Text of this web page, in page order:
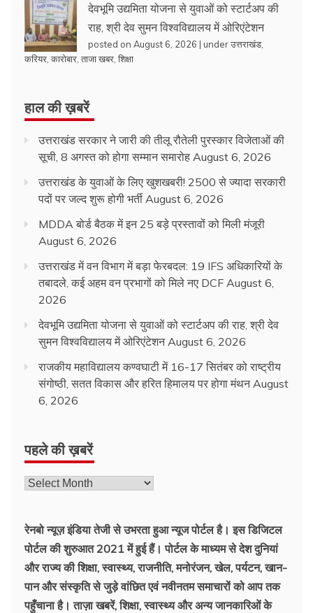
देवभूमि उद्यमिता योजना से युवाओं को स्टार्टअप की
राह, श्री देव सुमन विश्वविद्यालय में ओरिएंटेशन
posted on August 6, 2026 | underउत्तराखंड
करियर कारोबार ताजा खबर शिक्षा
हाल की ख़बरें
उत्तराखंड सरकार ने जारी की तीलू रौतेली पुरस्कार विजेताओं की
सूची, 8 अगस्त को होगा सम्मान समारोह August 6, 2026
उत्तराखंड के युवाओं के लिए खुशखबरी! 2500 से ज्यादा सरकारी
पदों पर जल्द शुरू होगी भर्ती August 6, 2026
MDDA बोर्ड बैठक में इन 25 बड़े प्रस्तावों को मिली मंजूरी
August 6, 2026
उत्तराखंड में वन विभाग में बड़ा फेरबदल: 19 IFS अधिकारियों के
तबादले, कई अहम वन प्रभागों को मिले नए DCF August 6,
2026
देवभूमि उद्यमिता योजना से युवाओं को स्टार्टअप की राह, श्री देव
सुमन विश्वविद्यालय में ओरिएंटेशन August 6, 2026
राजकीय महाविद्यालय कण्वघाटी में 16-17 सितंबर को राष्ट्रीय
संगोष्ठी, सतत विकास और हरित हिमालय पर होगा मंथन August
6, 2026
पहले की ख़बरें
रेनबो न्यूज़ इंडिया तेजी से उभरता हुआ न्‍यूज पोर्टल है। इस डिजिटल
पोर्टल की शुरुआत 2021 में हुई हैं। पोर्टल के माध्यम से देश दुनियां
और राज्य की शिक्षा, स्वास्थ्य, राजनीति, मनोरंजन, खेल, पर्यटन, खान-
पान और संस्कृति से जुड़े वांछित एवं नवीनतम समाचारों को आप तक
पहुँचाना है। ताज़ा खबरें, शिक्षा, स्वास्थ्य और अन्य जानकारिओं के